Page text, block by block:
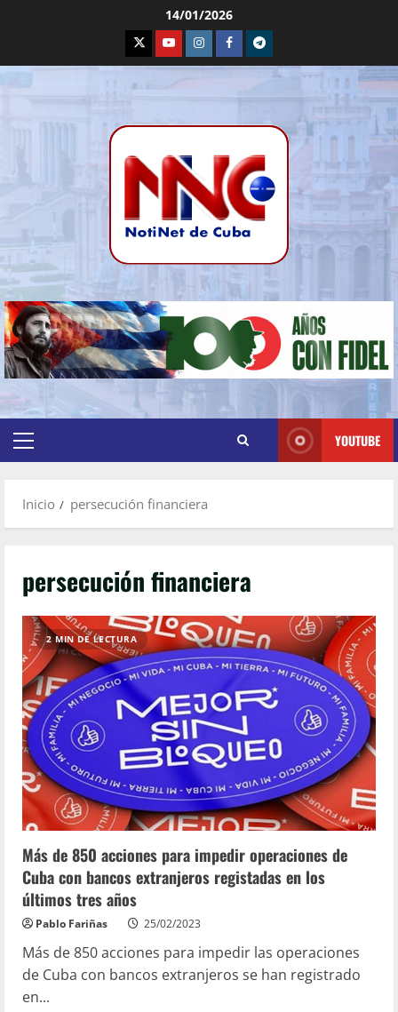
14/01/2026
YOUTUBE
Inicio persecución financiera
persecución financiera
2 MIN DE LECTURA
Más de 850 acciones para impedir operaciones de
Cuba con bancos extranjeros registadas en los
últimos tres años
Pablo Fariñas 25/02/2023
Más de 850 acciones para impedir las operaciones
de Cuba con bancos extranjeros se han registrado
en...